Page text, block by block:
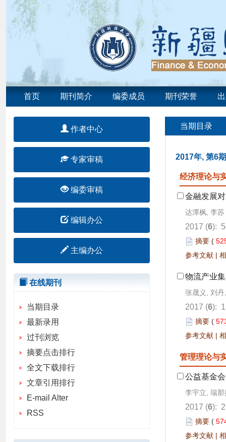
首页 期刊简介 编委成员 期刊荣誉
当期目录
2017年, 第6
经济理论与
金融发展
达潭枫, 李苏
2017 (6):
摘要 (
参考文献 |
物流产业
张晟义, 刘
2017 (6):
摘要 (
参考文献 |
管理理论与
公益基金
李宇立, 瑞那
2017 (6):
摘要 (
参考文献 |
作者中心
专家审稿
编委审稿
编辑办公
主编办公
在线期刊
当期目录
最新录用
过刊浏览
摘要点击排行
全文下载排行
文章引用排行
E-mail Alter
RSS